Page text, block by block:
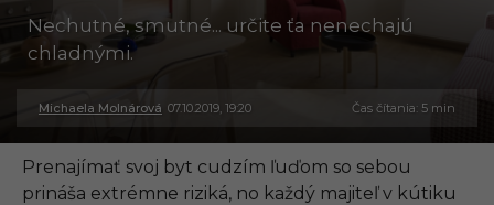
Nechutné, smutné... určite ťa nenechajú
chladnými.
Michaela Molnárová 07.10.2019, 19:20
3
.
0
.
Čas čítania: 5 min
Prenajímať svoj byt cudzím ľuďom so sebou
prináša extrémne riziká, no každý majiteľ v kútiku